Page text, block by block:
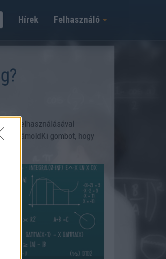
Felhasználó
Hírek
felhasználásával
a SzámoldKi gombot, hogy